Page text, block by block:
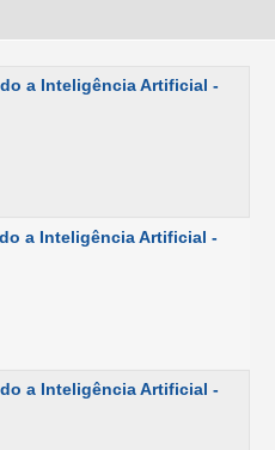
a Inteligência Artificial -
a Inteligência Artificial -
a Inteligência Artificial -